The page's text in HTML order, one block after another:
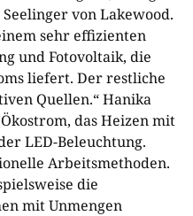
von Lakewood.
sehr effizienten
und Fotovoltaik, die
liefert. Der restliche
Quellen.“ Hanika
das Heizen mit
LED-Beleuchtung.
Arbeitsmethoden.
die
mit Unmengen